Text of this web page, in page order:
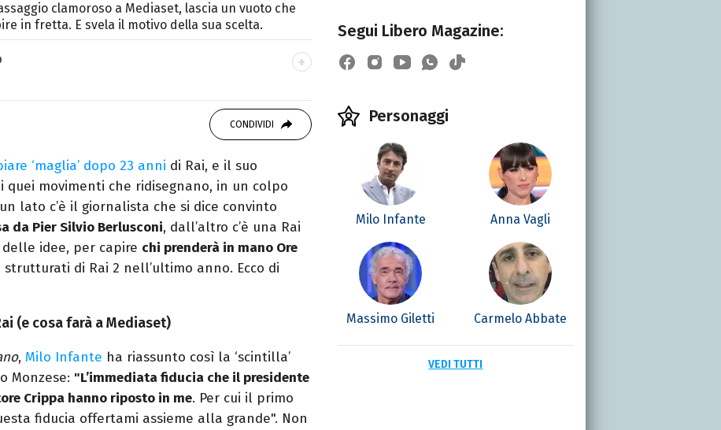
clamoroso a Mediaset, lascia un vuoto che
in fretta. E svela il motivo della sua scelta.
Laureato in Letterature Straniere, è
poesia e Shakespeare. Scrive canzoni e ama i
CONDIVIDI
‘maglia’ dopo 23 anni di Rai, e il suo
quei movimenti che ridisegnano, in un colpo
lato c’è il giornalista che si dice convinto
da Pier Silvio Berlusconi, dall’altro c’è una Rai
idee, per capire chi prenderà in mano Ore
strutturati di Rai 2 nell’ultimo anno. Ecco di
(e cosa farà a Mediaset)
, Milo Infante ha riassunto così la ‘scintilla’
Monzese: "L’immediata fiducia che il presidente
Crippa hanno riposto in me. Per cui il primo
fiducia offertami assieme alla grande". Non
Segui Libero Magazine:
Personaggi
Milo Infante Anna Vagli
Massimo Giletti Carmelo Abbate
VEDI TUTTI